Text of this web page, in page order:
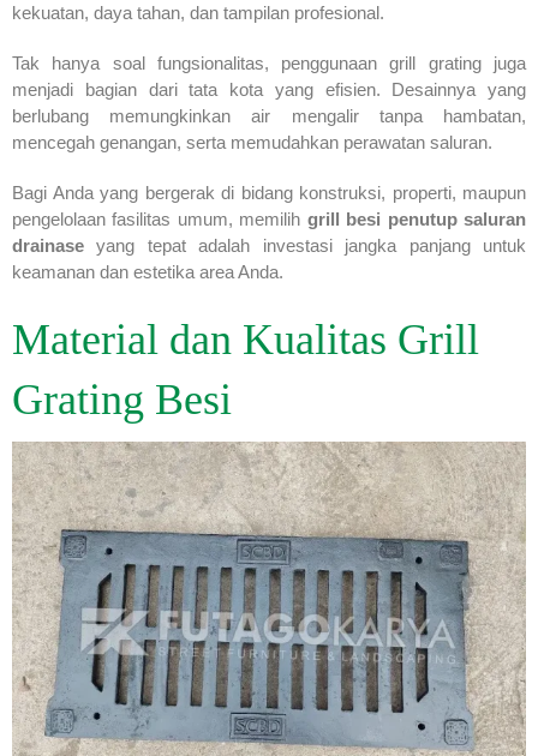
kekuatan, daya tahan, dan tampilan profesional.
Tak hanya soal fungsionalitas, penggunaan grill grating juga
menjadi bagian dari tata kota yang efisien. Desainnya yang
berlubang memungkinkan air mengalir tanpa hambatan,
mencegah genangan, serta memudahkan perawatan saluran.
Bagi Anda yang bergerak di bidang konstruksi, properti, maupun
pengelolaan fasilitas umum, memilih grill besi penutup saluran
drainase yang tepat adalah investasi jangka panjang untuk
keamanan dan estetika area Anda.
Material dan Kualitas Grill
Grating Besi